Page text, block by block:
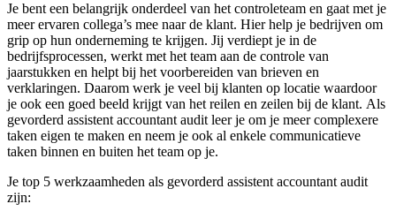
Je bent een belangrijk onderdeel van het controleteam en gaat met je
meer ervaren collega’s mee naar de klant. Hier help je bedrijven om
grip op hun onderneming te krijgen. Jij verdiept je in de
bedrijfsprocessen, werkt met het team aan de controle van
jaarstukken en helpt bij het voorbereiden van brieven en
verklaringen. Daarom werk je veel bij klanten op locatie waardoor
je ook een goed beeld krijgt van het reilen en zeilen bij de klant. Als
gevorderd assistent accountant audit leer je om je meer complexere
taken eigen te maken en neem je ook al enkele communicatieve
taken binnen en buiten het team op je.
Je top 5 werkzaamheden als gevorderd assistent accountant audit
zijn: